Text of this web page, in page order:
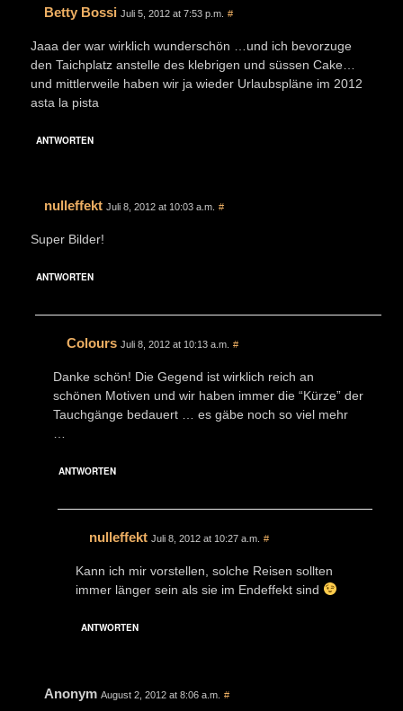
Betty Bossi Juli 5, 2012 at 7:53 p.m. #
Jaaa der war wirklich wunderschön …und ich bevorzuge
den Taichplatz anstelle des klebrigen und süssen Cake…
und mittlerweile haben wir ja wieder Urlaubspläne im 2012
asta la pista
ANTWORTEN
nulleffekt Juli 8, 2012 at 10:03 a.m. #
Super Bilder!
ANTWORTEN
Colours Juli 8, 2012 at 10:13 a.m. #
Danke schön! Die Gegend ist wirklich reich an
schönen Motiven und wir haben immer die “Kürze” der
Tauchgänge bedauert … es gäbe noch so viel mehr
ANTWORTEN
nulleffekt Juli 8, 2012 at 10:27 a.m. #
Kann ich mir vorstellen, solche Reisen sollten
immer länger sein als sie im Endeffekt sind
ANTWORTEN
Anonym August 2, 2012 at 8:06 a.m. #